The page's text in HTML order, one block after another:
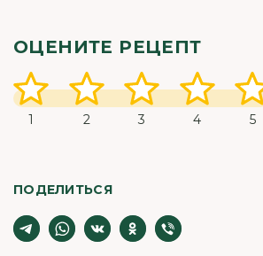
ОЦЕНИТЕ РЕЦЕПТ
1 2 3 4 5
ПОДЕЛИТЬСЯ